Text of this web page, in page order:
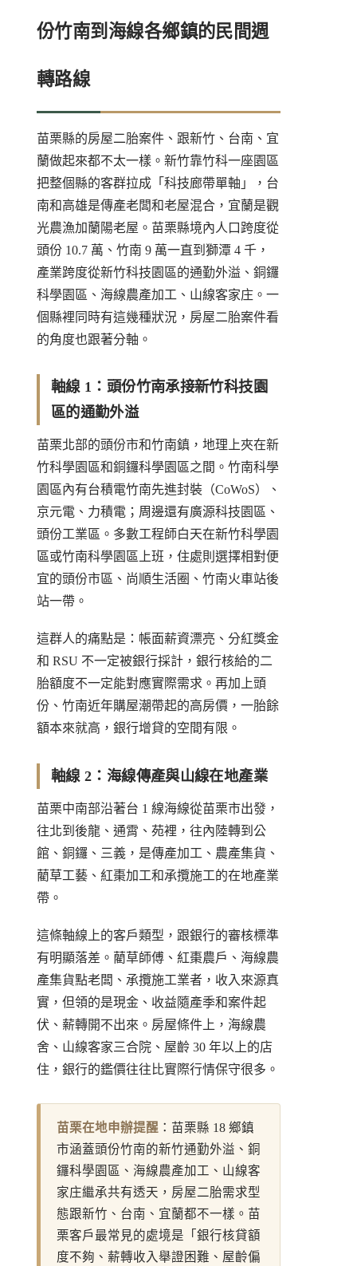
份竹南到海線各鄉鎮的民間週
轉路線
苗栗縣的房屋二胎案件、跟新竹、台南、宜
蘭做起來都不太一樣。新竹靠竹科一座園區
把整個縣的客群拉成「科技廊帶單軸」，台
南和高雄是傳產老闆和老屋混合，宜蘭是觀
光農漁加蘭陽老屋。苗栗縣境內人口跨度從
頭份 10.7 萬、竹南 9 萬一直到獅潭 4 千，
產業跨度從新竹科技園區的通勤外溢、銅鑼
科學園區、海線農產加工、山線客家庄。一
個縣裡同時有這幾種狀況，房屋二胎案件看
的角度也跟著分軸。
軸線 1：頭份竹南承接新竹科技園
區的通勤外溢
苗栗北部的頭份市和竹南鎮，地理上夾在新
竹科學園區和銅鑼科學園區之間。竹南科學
園區內有台積電竹南先進封裝（CoWoS）、
京元電、力積電；周邊還有廣源科技園區、
頭份工業區。多數工程師白天在新竹科學園
區或竹南科學園區上班，住處則選擇相對便
宜的頭份市區、尚順生活圈、竹南火車站後
站一帶。
這群人的痛點是：帳面薪資漂亮、分紅獎金
和 RSU 不一定被銀行採計，銀行核給的二
胎額度不一定能對應實際需求。再加上頭
份、竹南近年購屋潮帶起的高房價，一胎餘
額本來就高，銀行增貸的空間有限。
軸線 2：海線傳產與山線在地產業
苗栗中南部沿著台 1 線海線從苗栗市出發，
往北到後龍、通霄、苑裡，往內陸轉到公
館、銅鑼、三義，是傳產加工、農產集貨、
藺草工藝、紅棗加工和承攬施工的在地產業
帶。
這條軸線上的客戶類型，跟銀行的審核標準
有明顯落差。藺草師傅、紅棗農戶、海線農
產集貨點老闆、承攬施工業者，收入來源真
實，但領的是現金、收益隨產季和案件起
伏、薪轉開不出來。房屋條件上，海線農
舍、山線客家三合院、屋齡 30 年以上的店
住，銀行的鑑價往往比實際行情保守很多。
苗栗在地申辦提醒 ：苗栗縣 18 鄉鎮
市涵蓋頭份竹南的新竹通勤外溢、銅
鑼科學園區、海線農產加工、山線客
家庄繼承共有透天，房屋二胎需求型
態跟新竹、台南、宜蘭都不一樣。苗
栗客戶最常見的處境是「銀行核貸額
度不夠、薪轉收入舉證困難、屋齡偏